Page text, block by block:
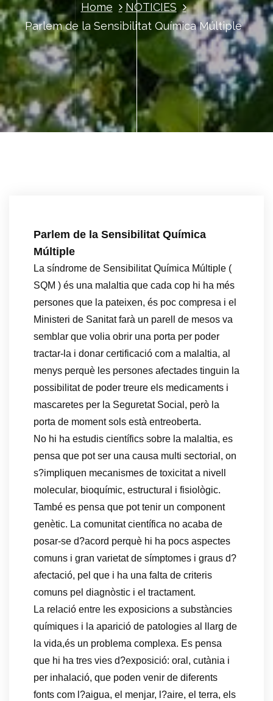
Home
NOTICIES
Parlem de la Sensibilitat Química Múltiple
Parlem de la Sensibilitat Química
Múltiple
La síndrome de Sensibilitat Química Múltiple (
SQM ) és una malaltia que cada cop hi ha més
persones que la pateixen, és poc compresa i el
Ministeri de Sanitat farà un parell de mesos va
semblar que volia obrir una porta per poder
tractar-la i donar certificació com a malaltia, al
menys perquè les persones afectades tinguin la
possibilitat de poder treure els medicaments i
mascaretes per la Seguretat Social, però la
porta de moment sols està entreoberta.
No hi ha estudis científics sobre la malaltia, es
pensa que pot ser una causa multi sectorial, on
s?impliquen mecanismes de toxicitat a nivell
molecular, bioquímic, estructural i fisiològic.
També es pensa que pot tenir un component
genètic. La comunitat científica no acaba de
posar-se d?acord perquè hi ha pocs aspectes
comuns i gran varietat de símptomes i graus d?
afectació, pel que i ha una falta de criteris
comuns pel diagnòstic i el tractament.
La relació entre les exposicions a substàncies
químiques i la aparició de patologies al llarg de
la vida,és un problema complexa. Es pensa
que hi ha tres vies d?exposició: oral, cutània i
per inhalació, que poden venir de diferents
fonts com l?aigua, el menjar, l?aire, el terra, els